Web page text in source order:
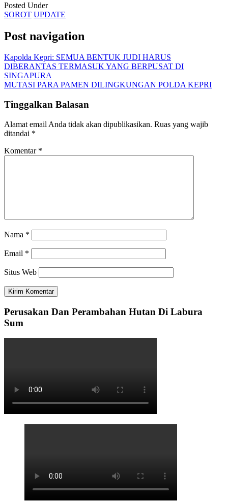
Posted Under
SOROT UPDATE
Post navigation
Kapolda Kepri: SEMUA BENTUK JUDI HARUS
DIBERANTAS TERMASUK YANG BERPUSAT DI
SINGAPURA
MUTASI PARA PAMEN DILINGKUNGAN POLDA KEPRI
Tinggalkan Balasan
Alamat email Anda tidak akan dipublikasikan. Ruas yang wajib
ditandai *
Komentar *
Nama *
Email *
Situs Web
Perusakan Dan Perambahan Hutan Di Labura
Sum